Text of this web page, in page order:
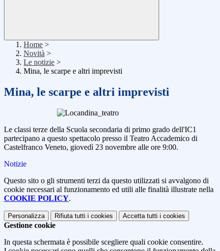
Home >
Novità >
Le notizie >
Mina, le scarpe e altri imprevisti
Mina, le scarpe e altri imprevisti
Le classi terze della Scuola secondaria di primo grado dell'IC1
partecipano a questo spettacolo presso il Teatro Accademico di
Castelfranco Veneto, giovedì 23 novembre alle ore 9:00.
Notizie
Questo sito o gli strumenti terzi da questo utilizzati si avvalgono di
cookie necessari al funzionamento ed utili alle finalità illustrate nella
COOKIE POLICY.
Personalizza Rifiuta tutti i cookies Accetta tutti i cookies
Gestione cookie
In questa schermata è possibile scegliere quali cookie consentire.